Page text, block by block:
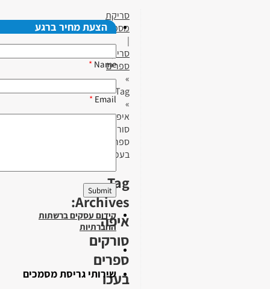
סריקת
מסמכים
|
סריקת
ספרים
»
Tag
»
איפה
סורקים
ספרים
בעכו
Tag
Archives:
איפה
סורקים
ספרים
בעכו
הצעת מחיר ברגע
Name
*
Email
*
קידום עסקים ברשתות
החברתיות
שירותי גריסת מסמכים